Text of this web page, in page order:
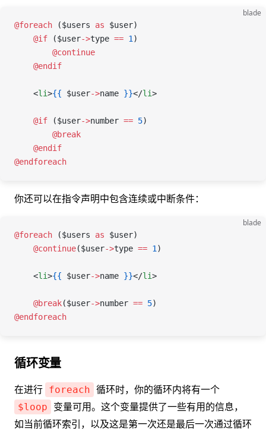
blade
@foreach ($users as $user)
    @if
($user->type == 1 )
        @continue
    @endif
    <
li>{{ $user->name }}</li>
    @if
($user->number == 5)
        @break
    @endif
@endforeach
你还可以在指令声明中包含连续或中断条件：
blade
@foreach ($users as $user)
    @continue
($user->type == 1 )
    <
li>{{ $user->name }}</li>
    @break
($user->number == 5)
@endforeach
循环变量
在进行 foreach 循环时，你的循环内将有一个
$loop
变量可用。这个变量提供了一些有用的信息，
如当前循环索引，以及这是第一次还是最后一次通过循环